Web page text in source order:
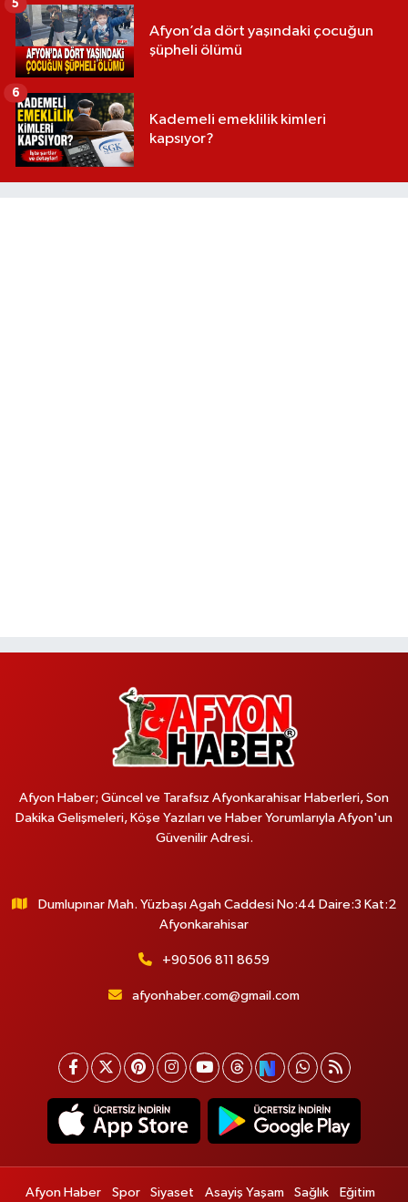
Afyon’da dört yaşındaki çocuğun
şüpheli ölümü
5
Kademeli emeklilik kimleri
kapsıyor?
6
Afyon Haber; Güncel ve Tarafsız Afyonkarahisar Haberleri, Son
Dakika Gelişmeleri, Köşe Yazıları ve Haber Yorumlarıyla Afyon'un
Güvenilir Adresi.
Dumlupınar Mah. Yüzbaşı Agah Caddesi No:44 Daire:3 Kat:2
Afyonkarahisar
+90506 811 8659
afyonhaber.com@gmail.com
Afyon Haber Spor Siyaset Asayiş Yaşam Sağlık Eğitim